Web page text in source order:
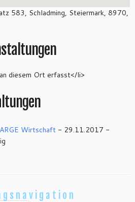
583, Schladming, Steiermark, 8970,
diesem Ort erfasst</li>
Wirtschaft - 29.11.2017 -